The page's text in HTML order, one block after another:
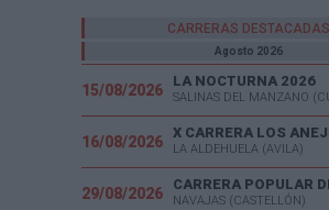
CARRERAS DESTACADAS
Agosto 2026
15/08/2026
LA NOCTURNA 2026
SALINAS DEL MANZANO
16/08/2026
X CARRERA LOS
LA ALDEHUELA (AVILA)
29/08/2026
CARRERA POPULAR
NAVAJAS (CASTELLÓN)